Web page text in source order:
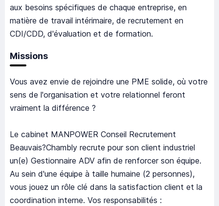
aux besoins spécifiques de chaque entreprise, en
matière de travail intérimaire, de recrutement en
CDI/CDD, d'évaluation et de formation.
Missions
Vous avez envie de rejoindre une PME solide, où votre
sens de l'organisation et votre relationnel feront
vraiment la différence ?
Le cabinet MANPOWER Conseil Recrutement
Beauvais?Chambly recrute pour son client industriel
un(e) Gestionnaire ADV afin de renforcer son équipe.
Au sein d'une équipe à taille humaine (2 personnes),
vous jouez un rôle clé dans la satisfaction client et la
coordination interne. Vos responsabilités :